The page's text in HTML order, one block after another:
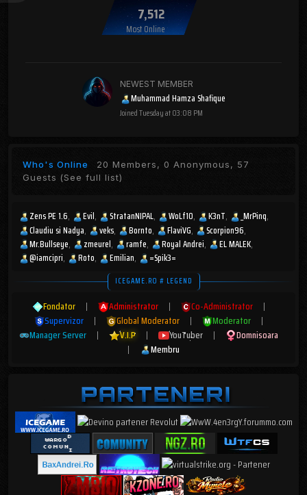
7,512
Most Online
NEWEST MEMBER
Muhammad Hamza Shafique
JoinedTuesday at 03:08 PM
Who's Online 20 Members, 0 Anonymous, 57
Guests (See full list)
Zens PE 1.6 Evil StratanNIPAL WoLf10 K3nT
_MrPinq
Claudiu si Nadya
veks Bornto FlaviVG
Scorpion96
Mr.Bullseye
zmeurel ramfe Royal Andrei
EL MALEK
@iamcipri
Roto Emilian =Spik3=
ICEGAME.RO # LEGEND
Fondator | Administrator | Co-Administrator
|
Supervizor
| Global Moderator | Moderator
|
Manager Server
| V.I.P | YouTuber |
Domnisoara
|
Membru